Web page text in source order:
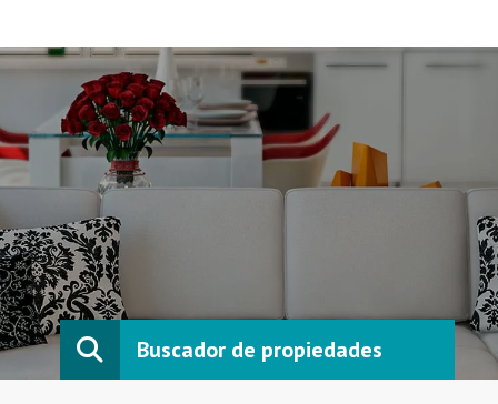
Buscador de propiedades